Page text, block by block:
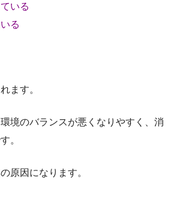
いる
る
ます。
境のバランスが悪くなりやすく、消
。
原因になります。